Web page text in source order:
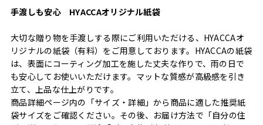
手渡しも安心 HYACCAオリジナル紙袋
大切な贈り物を手渡しする際にご利用いただける、HYACCAオ
リジナルの紙袋（有料）をご用意しております。HYACCAの紙袋
は、表面にコーティング加工を施した丈夫な作りで、雨の日で
も安心してお使いいただけます。マットな質感が高級感を引き
立て、上品な仕上がりです。
商品詳細ページ内の「サイズ・詳細」から商品に適した推奨紙
袋サイズをご確認ください。その後、お届け方法で「自分の住